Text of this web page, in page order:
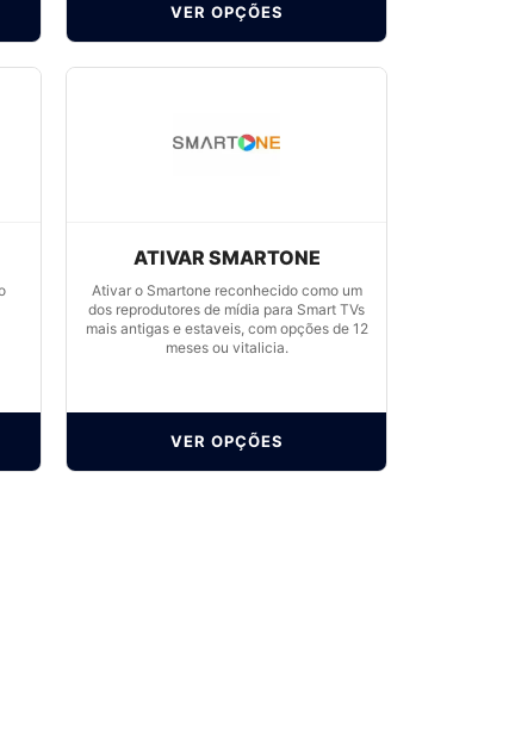
VER OPÇÕES
ATIVAR SMARTONE
Ativar o Smartone reconhecido como um
dos reprodutores de mídia para Smart TVs
mais antigas e estaveis, com opções de 12
meses ou vitalicia.
VER OPÇÕES